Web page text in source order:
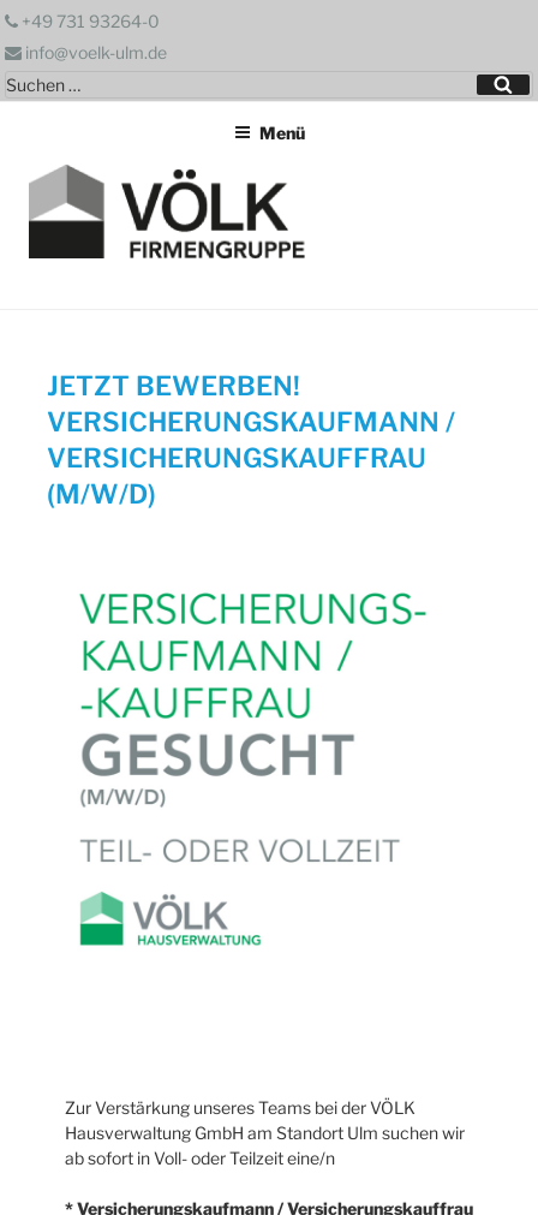
Zum
springen
+49 731 93264-0
info@voelk-ulm.de
Suchen
nach:
Menü
JETZT BEWERBEN!
VERSICHERUNGSKAUFMANN /
VERSICHERUNGSKAUFFRAU
(M/W/D)
Zur Verstärkung unseres Teams bei der VÖLK
Hausverwaltung GmbH am Standort Ulm suchen wir
ab sofort in Voll- oder Teilzeit eine/n
* Versicherungskaufmann / Versicherungskauffrau